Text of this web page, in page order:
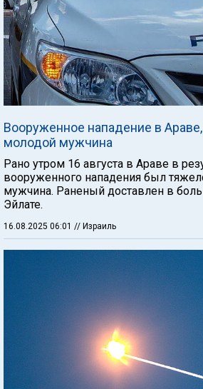
Вооруженное нападение в
молодой мужчина
Рано утром 16 августа в Араве в
вооруженного нападения был
мужчина. Раненый доставлен в
Эйлате.
16.08.2025 06:01 // Израиль